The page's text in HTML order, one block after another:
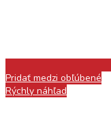
Pridať medzi obľúbené
Rýchly náhľad